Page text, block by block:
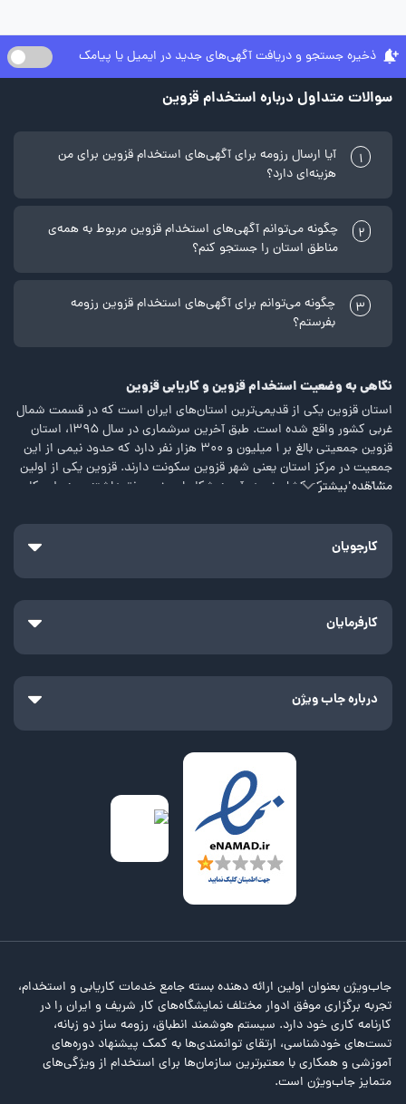
ذخیره جستجو و دریافت آگهی‌های جدید در ایمیل یا پیامک
سوالات متداول درباره استخدام قزوین
1
آیا ارسال رزومه برای آگهی‌های استخدام قزوین برای من
هزینه‌ای دارد؟
2
چگونه می‌توانم آگهی‌های استخدام قزوین مربوط به همه‌ی
مناطق استان را جستجو کنم؟
3
چگونه می‌توانم برای آگهی‌های استخدام قزوین رزومه
بفرستم؟
نگاهی به وضعیت استخدام قزوین و کاریابی قزوین
استان قزوین یکی از قدیمی‌ترین استان‌های ایران است که در قسمت شمال
غربی کشور واقع شده است. طبق آخرین سرشماری در سال 1395، استان
قزوین جمعیتی بالغ بر 1 میلیون و 300 هزار نفر دارد که حدود نیمی از این
جمعیت در مرکز استان یعنی شهر قزوین سکونت دارند. قزوین یکی از اولین
مناطقی است که کشاورزی در آن به شکل امروزی رونق داشته و به طور کلی
اهمیت زیادی دارد. با توجه به صنعتی بودن استان قزوین، فرصت‌های شغلی
بسیاری در این منطقه برای کارجویان فراهم شده است. برای کسب اطلاعات
این مطلب را مطالعه کنید.
شاید بپرسید که کدام شرکت در قزوین نیرو میگیرد؟ در قزوین شرکت‌های
زیادی در زمینه‌های مختلف صنعتی، تولیدی، خدماتی و فناوری اطلاعات
اقدام به جذب نیرو می‌کنند. مثلاً کارخانه‌های مستقر در شهرک‌های صنعتی،
شرکت‌های خودروسازی، واحدهای تولید مواد غذایی، شرکت‌های پیمانکاری
و حتی استارتاپ‌های نوپا، بسته به نیازشان نیرو استخدام می‌کنند. اینکه
کدام شرکت دقیقاً نیرو می‌گیرد، به تخصص شما، رشته تحصیلی، میزان
تجربه کاری و زمان جستجو بستگی دارد.
اقتصاد استان قزوین
رشد اقتصادی و تولیدات ایران دارد. قزوین چهارمین استان صنعتی ایران
بوده و از نظر نسبت تعداد جمعیت شاغل به کل جمعیت استان رتبه اول را
در کشور به خود اختصاص داده است. همانطور که اشاره شد یکی از رشد
یافته‌ترین حوزه‌های اقتصادی استان قزوین حوزه دامداری است. باتوجه به
رشد بالای صنعت دامداری و دامپروری، بسیاری از آگهی‌های استخدام قزوین
مربوط به شرکت‌های تولید محصولات لبنی است.
مشاغل مورد نیاز شرکت‌های صنعتی وجود دارد. صنایع اصلی این استان
عبارتند از صنایع پلیمیری و پلاستیکی، صنایع غذایی، صنایع فلزی و
محصولات شیمیایی. محصولات معدنی تنها یک درصد از صنعت استان را به
خود اختصاص داده و بنابراین، شانس استخدام فارغ ‌التحصیلان مهندسی
معدن و زمین‌شناسی در این استان، بسیار پایین است.
مشاهده بیشتر
کارجویان
کارفرمایان
درباره جاب ویژن
جاب‌ویژن بعنوان اولین ارائه دهنده بسته جامع خدمات کاریابی و استخدام،
تجربه برگزاری موفق ادوار مختلف نمایشگاه‌های کار شریف و ایران را در
کارنامه کاری خود دارد. سیستم هوشمند انطباق، رزومه ساز دو زبانه،
تست‌های خودشناسی، ارتقای توانمندی‌ها به کمک پیشنهاد دوره‌های
آموزشی و همکاری با معتبرترین سازمان‌ها برای استخدام از ویژگی‌های
متمایز جاب‌ویژن است.